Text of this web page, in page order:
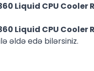
Liquid CPU Cooler
Liquid CPU Cooler
əldə edə bilərsiniz.